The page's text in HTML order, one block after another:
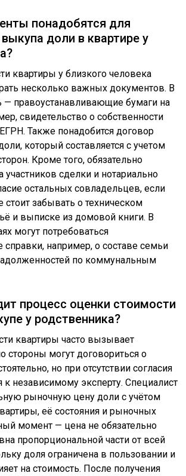
понадобятся для
доли в квартире у
квартиры у близкого человека
несколько важных документов. В
— правоустанавливающие бумаги на
свидетельство о собственности
Также понадобится договор
который составляется с учетом
Кроме того, обязательно
участников сделки и нотариально
остальных совладельцев, если
стоит забывать о техническом
и выписке из домовой книги. В
могут потребоваться
справки, например, о составе семьи
по коммунальным
процесс оценки стоимости
у родственника?
квартиры часто вызывает
стороны могут договориться о
но при отсутствии согласия
к независимому эксперту. Специалист
рыночную цену доли с учётом
её состояния и рыночных
момент — цена не обязательно
пропорциональной части от всей
доля ограничена в пользовании и
на стоимость. После получения